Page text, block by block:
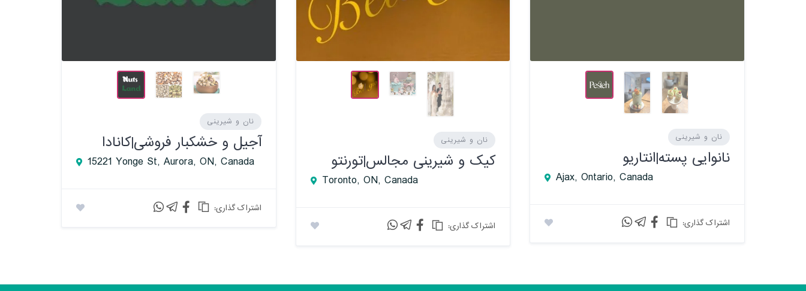
نان و شیرینی
آجیل و خشکبار فروشی|کانادا
15221 Yonge St, Aurora, ON, Canada
:اشتراک گذاری
نان و شیرینی
کیک و شیرینی مجالس|تورنتو
Toronto, ON, Canada
:اشتراک گذاری
نان و شیرینی
نانوایی پسته|انتاریو
Ajax, Ontario, Canada
:اشتراک گذاری